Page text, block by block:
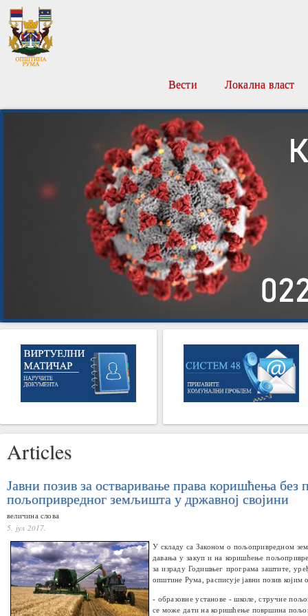
Вести Локална власт
Articles
Јавни позив за остваривање права коришћења без
пољопривредног земљишта у државној својини
величина слова
5. јул 2017.
У складу са Законом о пољопривредном
давања у закуп и на коришћење
за израду Годишњег програма заштите,
општине Рума, расписује јавни позив којим
- образовнe установe - школe, стручнe
се може дати на коришћење површина